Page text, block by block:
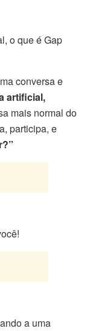
o que é Gap
conversa e
artificial,
mais normal do
participa, e
a uma